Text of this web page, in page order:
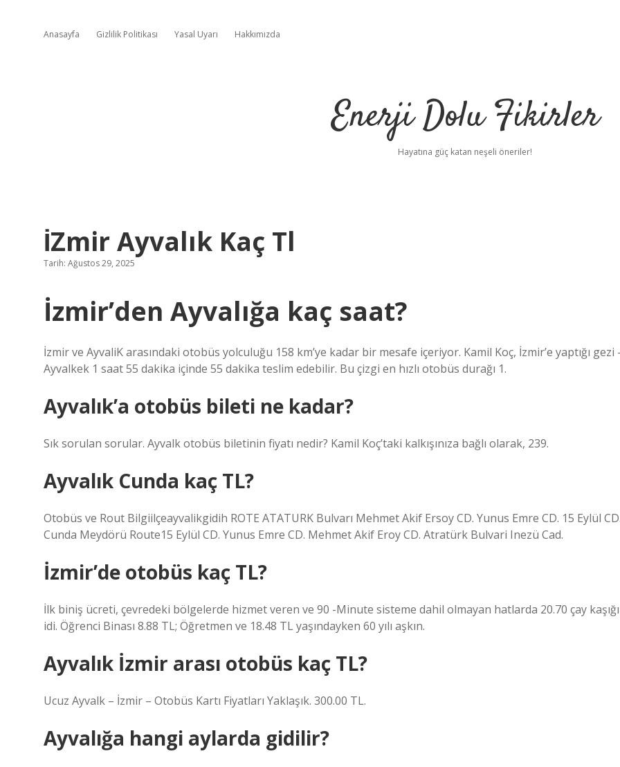
Anasayfa Gizlilik Politikası Yasal Uyarı Hakkımızda
Enerji Dolu Fikirler
Hayatına güç katan neşeli öneriler!
İZmir Ayvalık Kaç Tl
Tarih: Ağustos 29, 2025
İzmir’den Ayvalığa kaç saat?
İzmir ve AyvaliK arasındaki otobüs yolculuğu 158 km’ye kadar bir mesafe içeriyor. Kamil Koç, İzmir’e yaptığı gezi
Ayvalkek 1 saat 55 dakika içinde 55 dakika teslim edebilir. Bu çizgi en hızlı otobüs durağı 1.
Ayvalık’a otobüs bileti ne kadar?
Sık sorulan sorular. Ayvalk otobüs biletinin fiyatı nedir? Kamil Koç’taki kalkışınıza bağlı olarak, 239.
Ayvalık Cunda kaç TL?
Otobüs ve Rout Bilgiilçeayvalikgidih ROTE ATATURK Bulvarı Mehmet Akif Ersoy CD. Yunus Emre CD. 15 Eylül
Cunda Meydörü Route15 Eylül CD. Yunus Emre CD. Mehmet Akif Eroy CD. Atratürk Bulvari Inezü Cad.
İzmir’de otobüs kaç TL?
İlk biniş ücreti, çevredeki bölgelerde hizmet veren ve 90 -Minute sisteme dahil olmayan hatlarda 20.70 çay kaşığı
idi. Öğrenci Binası 8.88 TL; Öğretmen ve 18.48 TL yaşındayken 60 yılı aşkın.
Ayvalık İzmir arası otobüs kaç TL?
Ucuz Ayvalk – İzmir – Otobüs Kartı Fiyatları Yaklaşık. 300.00 TL.
Ayvalığa hangi aylarda gidilir?